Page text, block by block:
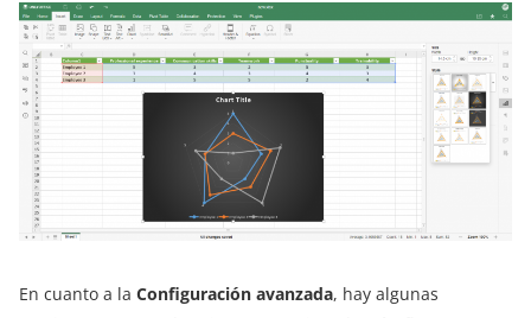
En cuanto a la Configuración avanzada, hay algunas